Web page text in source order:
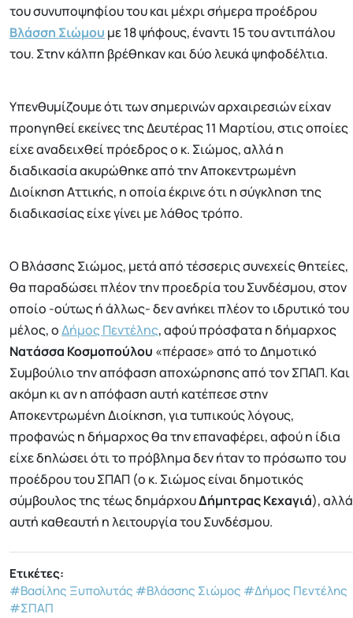
του συνυποψηφίου του και μέχρι σήμερα προέδρου
Βλάσση Σιώμου με 18 ψήφους, έναντι 15 του αντιπάλου
του. Στην κάλπη βρέθηκαν και δύο λευκά ψηφοδέλτια.
Υπενθυμίζουμε ότι των σημερινών αρχαιρεσιών είχαν
προηγηθεί εκείνες της Δευτέρας 11 Μαρτίου, στις οποίες
είχε αναδειχθεί πρόεδρος ο κ. Σιώμος, αλλά η
διαδικασία ακυρώθηκε από την Αποκεντρωμένη
Διοίκηση Αττικής, η οποία έκρινε ότι η σύγκληση της
διαδικασίας είχε γίνει με λάθος τρόπο.
Ο Βλάσσης Σιώμος, μετά από τέσσερις συνεχείς θητείες,
θα παραδώσει πλέον την προεδρία του Συνδέσμου, στον
οποίο -ούτως ή άλλως- δεν ανήκει πλέον το ιδρυτικό του
μέλος, οΔήμος Πεντέλης, αφού πρόσφατα η δήμαρχος
Νατάσσα Κοσμοπούλου «πέρασε» από το Δημοτικό
Συμβούλιο την απόφαση αποχώρησης από τον ΣΠΑΠ. Και
ακόμη κι αν η απόφαση αυτή κατέπεσε στην
Αποκεντρωμένη Διοίκηση, για τυπικούς λόγους,
προφανώς η δήμαρχος θα την επαναφέρει, αφού η ίδια
είχε δηλώσει ότι το πρόβλημα δεν ήταν το πρόσωπο του
προέδρου του ΣΠΑΠ (ο κ. Σιώμος είναι δημοτικός
σύμβουλος της τέως δημάρχουΔήμητρας Κεχαγιά), αλλά
αυτή καθεαυτή η λειτουργία του Συνδέσμου.
Ετικέτες:
#Βασίλης Ξυπολυτάς #Βλάσσης Σιώμος #Δήμος Πεντέλης
#ΣΠΑΠ